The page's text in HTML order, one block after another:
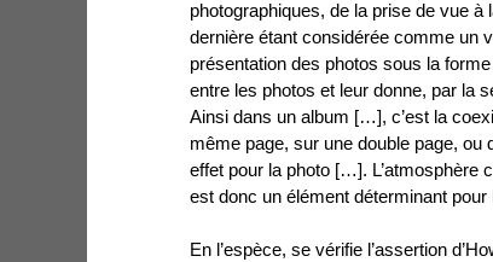
photographiques, de la prise de vue
dernière étant considérée comme un
présentation des photos sous la
entre les photos et leur donne, par la
Ainsi dans un album […], c’est la
même page, sur une double page, ou
effet pour la photo […]. L’atmosphère
est donc un élément déterminant
En l’espèce, se vérifie l’assertion